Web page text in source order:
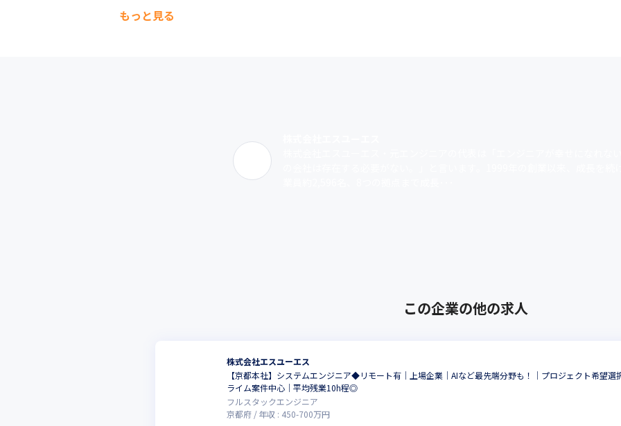
サブリーダーとして、後輩育成やメンバー管理を行なう中で、主体的に業務改善に取り組めるように。プロジェク
リーダー業務を通して、工数管理や報告の精度が高まった。また、iOSアプリ開発のスキルもアップ。
もっと見る
この企業の他の求人
株式会社エスユーエス
【京都本社】システムエンジニア◆リモート有｜上場企業｜AIなど最先端分野も！｜プロジェクト希望
ライム案件中心｜平均残業10h程◎
フルスタックエンジニア
京都府
年収 : 450-700万円